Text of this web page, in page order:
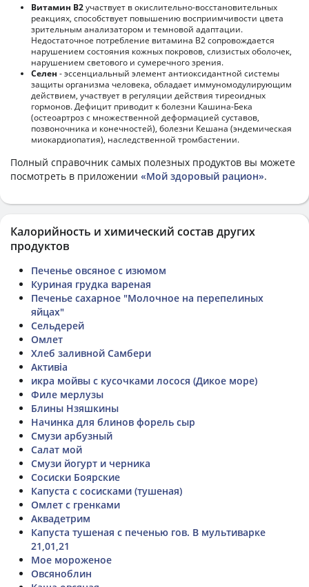
Витамин В2участвует в окислительно-восстановительных
реакциях, способствует повышению восприимчивости цвета
зрительным анализатором и темновой адаптации.
Недостаточное потребление витамина В2 сопровождается
нарушением состояния кожных покровов, слизистых оболочек,
нарушением светового и сумеречного зрения.
Селен - эссенциальный элемент антиоксидантной системы
защиты организма человека, обладает иммуномодулирующим
действием, участвует в регуляции действия тиреоидных
гормонов. Дефицит приводит к болезни Кашина-Бека
(остеоартроз с множественной деформацией суставов,
позвоночника и конечностей), болезни Кешана (эндемическая
миокардиопатия), наследственной тромбастении.
Полный справочник самых полезных продуктов вы можете
посмотреть в приложении «Мой здоровый рацион».
Калорийность и химический состав других
продуктов
Печенье овсяное с изюмом
Куриная грудка вареная
Печенье сахарное "Молочное на перепелиных
яйцах"
Сельдерей
Омлет
Хлеб заливной Самбери
Aктивіа
икра мойвы с кусочками лосося (Дикое море)
Филе мерлузы
Блины Нзяшкины
Начинка для блинов форель сыр
Смузи арбузный
Салат мой
Смузи йогурт и черника
Сосиски Боярские
Капуста с сосисками (тушеная)
Омлет с гренками
Аквадетрим
Капуста тушеная с печенью гов. В мультиварке
21,01,21
Мое мороженое
Овсяноблин